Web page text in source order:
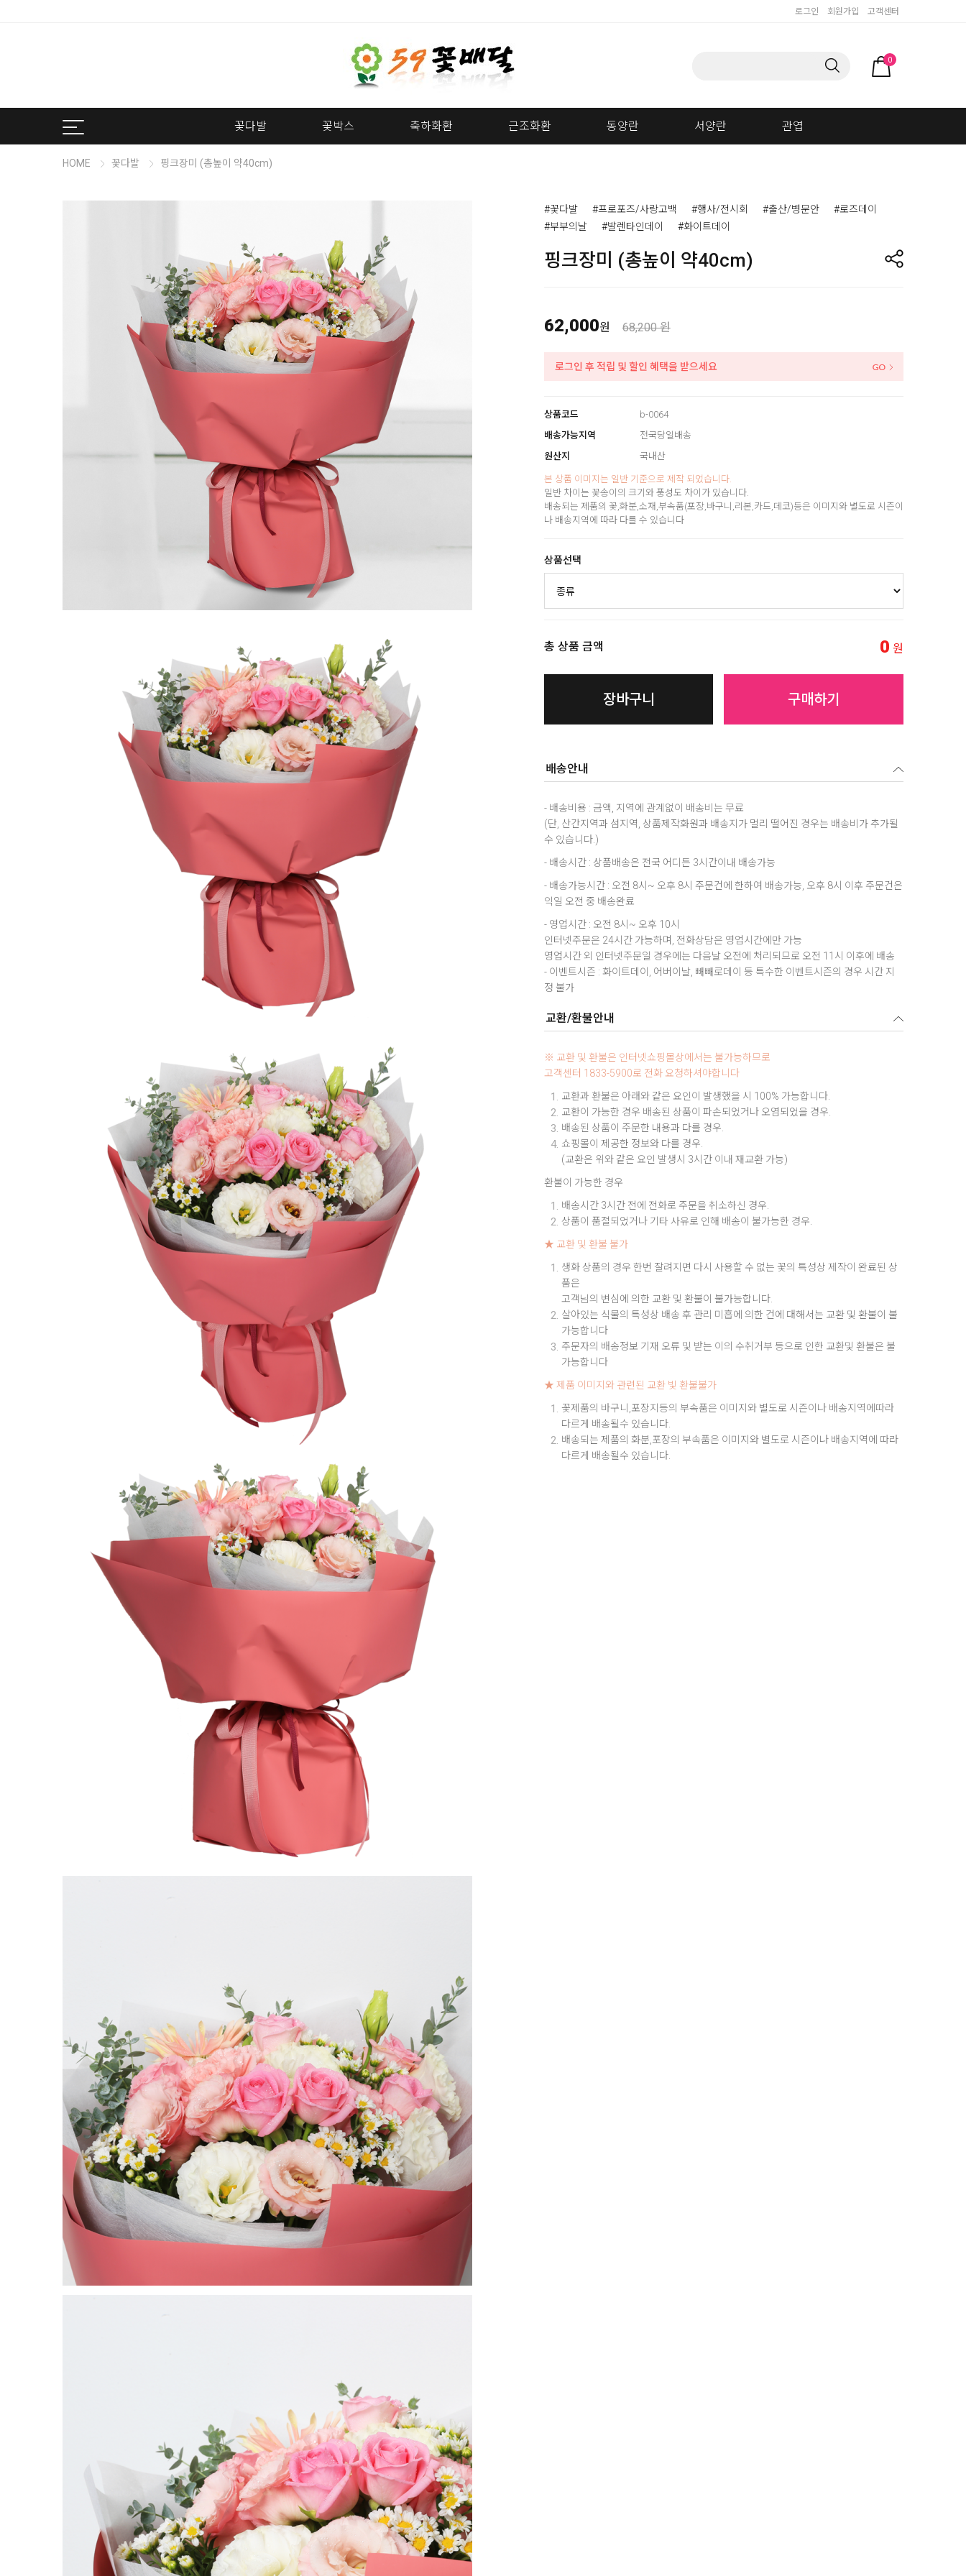
로그인 회원가입 고객센터
0
꽃다발 꽃박스 축하화환 근조화환 동양란 서양란 관엽
HOME 꽃다발 핑크장미 (총높이 약40cm)
#꽃다발 #프로포즈/사랑고백 #행사/전시회 #출산/병문안
#로즈데이
#부부의날
#발렌타인데이 #화이트데이
핑크장미 (총높이 약40cm)
62,000원 68,200 원
로그인 후 적립 및 할인 혜택을 받으세요
상품코드
b-0064
배송가능지역
전국당일배송
원산지
국내산
본 상품 이미지는 일반 기준으로 제작 되었습니다.
일반 차이는 꽃송이의 크기와 풍성도 차이가 있습니다.
배송되는 제품의 꽃,화분,소재,부속품(포장,바구니,리본,카드,데코)등은 이미지와 별도로 시즌이
나 배송지역에 따라 다를 수 있습니다
상품선택
총 상품 금액 0 원
장바구니 구매하기
배송안내
- 배송비용 : 금액, 지역에 관계없이 배송비는 무료
(단, 산간지역과 섬지역, 상품제작화원과 배송지가 멀리 떨어진 경우는 배송비가 추가될
수 있습니다.)
- 배송시간 : 상품배송은 전국 어디든 3시간이내 배송가능
- 배송가능시간 : 오전 8시~ 오후 8시 주문건에 한하여 배송가능, 오후 8시 이후 주문건은
익일 오전 중 배송완료
- 영업시간 : 오전 8시~ 오후 10시
인터넷주문은 24시간 가능하며, 전화상담은 영업시간에만 가능
영업시간 외 인터넷주문일 경우에는 다음날 오전에 처리되므로 오전 11시 이후에 배송
- 이벤트시즌 : 화이트데이, 어버이날, 빼빼로데이 등 특수한 이벤트시즌의 경우 시간 지
정 불가
교환/환불안내
※ 교환 및 환불은 인터넷쇼핑몰상에서는 불가능하므로
고객센터 1833-5900로 전화 요청하셔야합니다
교환과 환불은 아래와 같은 요인이 발생했을 시 100% 가능합니다.
교환이 가능한 경우 배송된 상품이 파손되었거나 오염되었을 경우.
배송된 상품이 주문한 내용과 다를 경우.
쇼핑몰이 제공한 정보와 다를 경우.
(교환은 위와 같은 요인 발생시 3시간 이내 재교환 가능)
환불이 가능한 경우
배송시간 3시간 전에 전화로 주문을 취소하신 경우.
상품이 품절되었거나 기타 사유로 인해 배송이 불가능한 경우.
★ 교환 및 환불 불가
생화 상품의 경우 한번 잘려지면 다시 사용할 수 없는 꽃의 특성상 제작이 완료된 상
품은
고객님의 변심에 의한 교환 및 환불이 불가능합니다.
살아있는 식물의 특성상 배송 후 관리 미흡에 의한 건에 대해서는 교환 및 환불이 불
가능합니다
주문자의 배송정보 기재 오류 및 받는 이의 수취거부 등으로 인한 교환및 환불은 불
가능합니다
★ 제품 이미지와 관련된 교환 빛 환불불가
꽃제품의 바구니,포장지등의 부속품은 이미지와 별도로 시즌이나 배송지역에따라
다르게 배송될수 있습니다.
배송되는 제품의 화분,포장의 부속품은 이미지와 별도로 시즌이나 배송지역에 따라
다르게 배송될수 있습니다.